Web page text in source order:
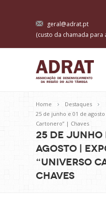
geral@adrat.pt
(custo da chamada para
Home
Destaques
25 de junho e 01 de
Cartonero” | Chaves
25 de junho
agosto |
“Universo
Chaves